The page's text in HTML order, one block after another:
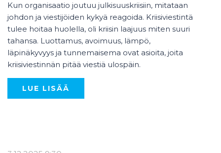
Kun organisaatio joutuu julkisuuskriisiin, mitataan
johdon ja viestijöiden kykyä reagoida. Kriisiviestintä
tulee hoitaa huolella, oli kriisin laajuus miten suuri
tahansa. Luottamus, avoimuus, lämpö,
läpinäkyvyys ja tunnemaisema ovat asioita, joita
kriisiviestinnän pitää viestiä ulospäin.
LUE LISÄÄ